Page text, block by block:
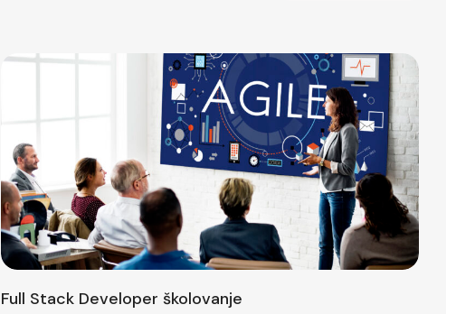
Full Stack Developer školovanje